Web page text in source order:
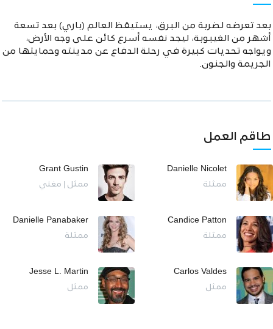
بعد تعرضه لضربة من البرق، يستيقظ العالم (باري) بعد تسعة
أشهر من الغيبوبة، ليجد نفسه أسرع كائن على وجه الأرض،
ويواجه تحديات كبيرة في رحلة الدفاع عن مدينته وحمايتها من
الجريمة والجنون.
طاقم العمل
Danielle Nicolet
ممثلة
Grant Gustin
ممثل | مغني
Candice Patton
ممثلة
Danielle Panabaker
ممثلة
Carlos Valdes
ممثل
Jesse L. Martin
ممثل